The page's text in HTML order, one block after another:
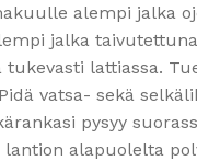
alempi jalka
jalka
lattiassa.
vatsa- sekä
pysyy
alapuolelta